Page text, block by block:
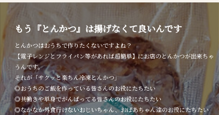
もう『とんかつ』は揚げなくて良いんです
とんかつはおうちで作りたくないですよね？
【電子レンジとフライパン等があれば超簡単】にお店のとんかつが出来ちゃ
うんです。
それが「サクッと楽ちん冷凍とんかつ」
◎おうちのご飯を作っている皆さんのお役にたちたい
◎共働きや単身でがんばってる皆さんのお役にたちたい
◎なかなか外食行けないおじいちゃん、おばあちゃん達のお役にたちたい